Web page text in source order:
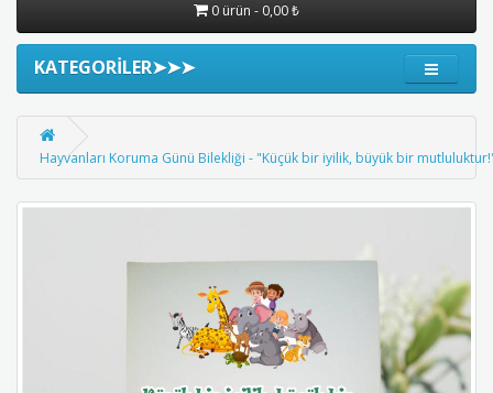
0 ürün - 0,00 ₺
KATEGORİLER➤➤➤
Hayvanları Koruma Günü Bilekliği - "Küçük bir iyilik, büyük bir